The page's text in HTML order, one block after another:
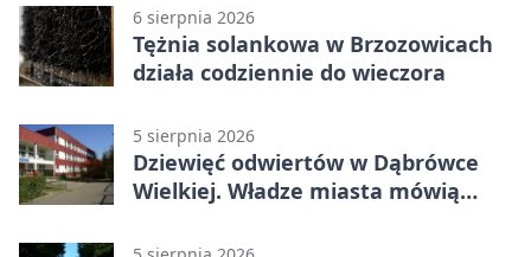
6 sierpnia 2026
Tężnia solankowa w Brzozowicach
działa codziennie do wieczora
5 sierpnia 2026
Dziewięć odwiertów w Dąbrówce
Wielkiej. Władze miasta mówią